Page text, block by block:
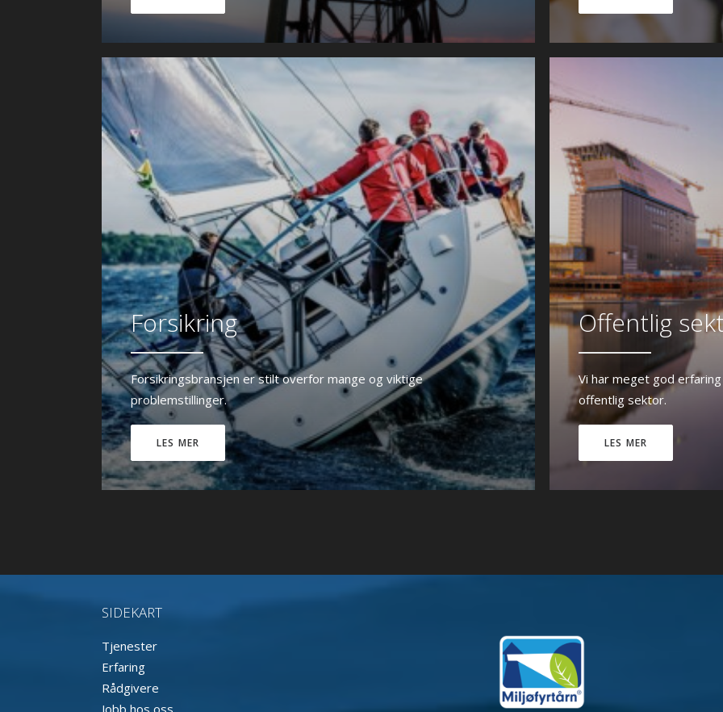
Forsikring
Forsikringsbransjen er stilt overfor mange og viktige
problemstillinger.
LES MER
Offentlig
Vi har meget god
offentlig sektor.
LES MER
SIDEKART
Tjenester
Erfaring
Rådgivere
Jobb hos oss